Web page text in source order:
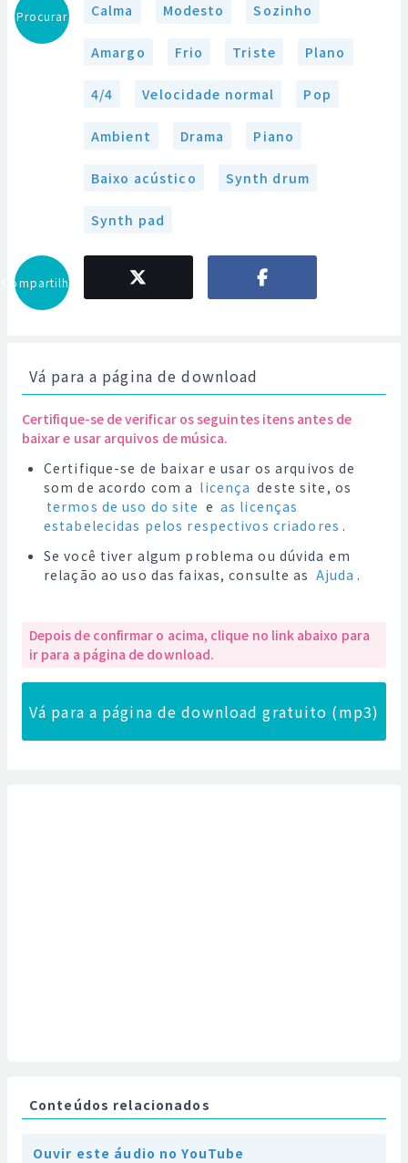
Procurar Calma Modesto Sozinho
Amargo Frio Triste Plano
4/4 Velocidade normal Pop
Ambient Drama Piano
Baixo acústico Synth drum
Synth pad
Compartilhar
Vá para a página de download
Certifique-se de verificar os seguintes itens antes de
baixar e usar arquivos de música.
Certifique-se de baixar e usar os arquivos de
som de acordo com a licença deste site, os
termos de uso do site e as licenças
estabelecidas pelos respectivos criadores .
Se você tiver algum problema ou dúvida em
relação ao uso das faixas, consulte as Ajuda .
Depois de confirmar o acima, clique no link abaixo para
ir para a página de download.
Vá para a página de download gratuito (mp3)
Conteúdos relacionados
Ouvir este áudio no YouTube